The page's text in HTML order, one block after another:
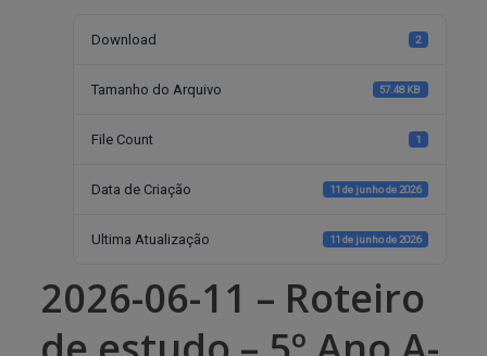
Download 2
Tamanho do Arquivo 57.48 KB
File Count 1
Data de Criação 11 de junho de 2026
Ultima Atualização 11 de junho de 2026
2026-06-11 – Roteiro